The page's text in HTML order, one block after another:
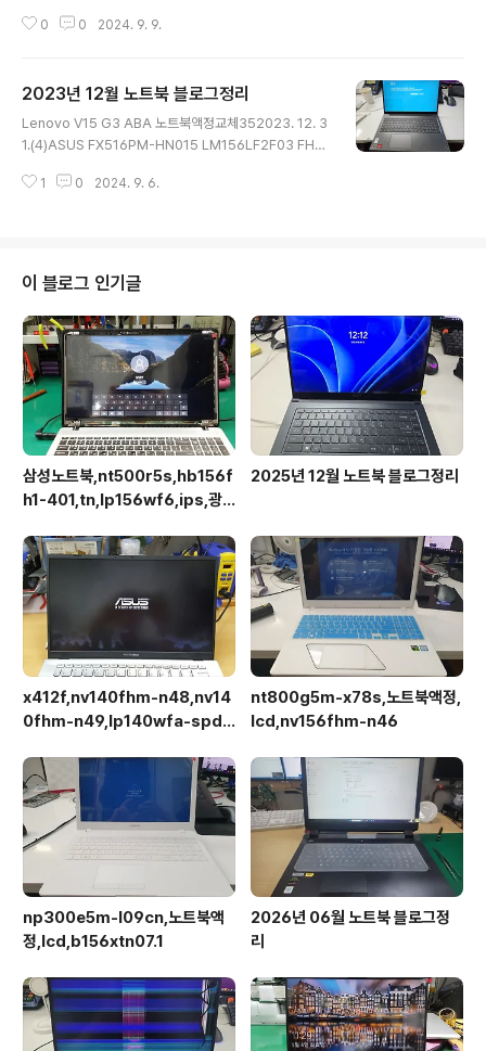
3 144Hz 액정교체5792024. 1. 30.(1)dell precision
GF2L01 M40핀 2560*1600 400NIT 60hz13202
4. 1. 24.(2)15zd95n-gx56k 그램노트북액정교체262
024. 1. 23.(5)Predator Helios Neo 16 노트북액정교
027..
0 0 2024. 9. 9.
2023년 12월 노트북 블로그정리
Lenovo V15 G3 ABA 노트북액정교체352023. 12. 3
1.(4)ASUS FX516PM-HN015 LM156LF2F03 FHD
7.(2)레노버 Lenovo IdeaPad 5 pro 14iap7 2.8K 2
NE160QDM-NY1 500니트 165HZ 업그레이드19202
3. 12. 26.(1)ASUS GU603Z GU603ZM-K8056W
BOE NE160QDM-NY3 기판뒤로접힘 40핀 2560x16
00 ..
1 0 2024. 9. 6.
이 블로그 인기글
삼성노트북,nt500r5s,hb156f
h1-401,tn,lp156wf6,ips,광
2025년 12월 노트북 블로그정리
x412f,nv140fhm-n48,nv14
0fhm-n49,lp140wfa-spd1,
nt800g5m-x78s,노트북액정,
lcd,nv156fhm-n46
np300e5m-l09cn,노트북액
정,lcd,b156xtn07.1
2026년 06월 노트북 블로그정
리